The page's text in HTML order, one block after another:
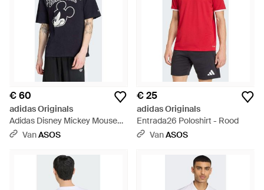
€ 60
adidas Originals
Adidas Disney Mickey Mouse
Dreams T-Shirt - Blauw
VanASOS
€ 25
adidas Originals
Entrada26 Poloshirt - Rood
VanASOS